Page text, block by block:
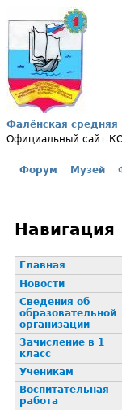
Jump to
Фалёнская
Официальный сайт
Форум Музей
Навигация
Главная
Новости
Сведения об
образовательной
организации
Зачисление в 1
класс
Ученикам
Воспитательная
работа